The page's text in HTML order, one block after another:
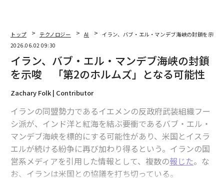
メンバーシップに登録する
関連記事
イラン、バブ・エル・マンデブ海峡の封鎖を示唆 「第2のホルムズ」とな
る可能性
ロシアの影響力低下で変化するユーラシアのエネルギー勢力図
トップ テクノロジー AI
イラン、バブ・エル・マンデブ海峡の封鎖を示
2026.06.02 09:30
イラン、バブ・エル・マンデブ海峡の封鎖
を示唆 「第2のホルムズ」となる可能性
Zachary Folk | Contributor
イランの同盟勢力であるイエメンの反政府武装組織フー
シ派が、インド洋と紅海を結ぶ要衝であるバブ・エル・
マンデブ海峡を標的にする可能性があり、米国とイスラ
エルが続ける紛争に再び加わり得るという。イランの国
営系メディアを引用した情報として、複数の報じた。な
お、イランは米国との協議を打ち切っている。